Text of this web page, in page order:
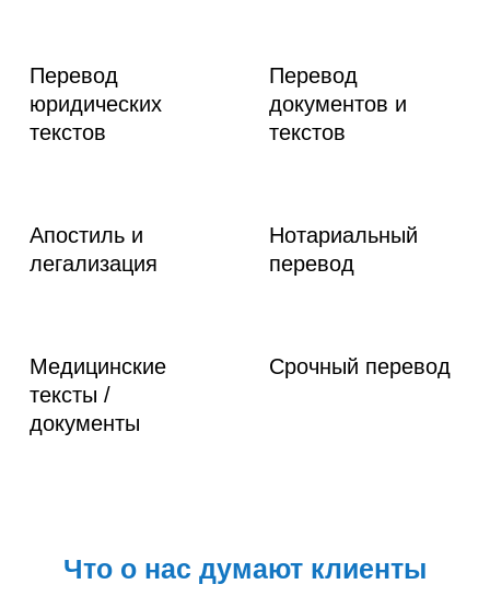
Перевод
юридических
текстов
Перевод
документов и
текстов
Апостиль и
легализация
Нотариальный
перевод
Медицинские
тексты /
документы
Срочный перевод
Что о нас думают клиенты